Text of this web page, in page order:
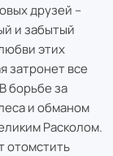
друзей –
и забытый
этих
затронет все
борьбе за
и обманом
Расколом.
отомстить